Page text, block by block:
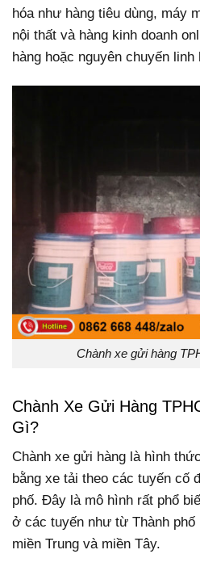
hóa như hàng tiêu dùng, máy
nội thất và hàng kinh doanh
hàng hoặc nguyên chuyến linh
Chành xe gửi hàng
Chành Xe Gửi Hàng
Gì?
Chành xe gửi hàng là hình
bằng xe tải theo các tuyến cố
phố. Đây là mô hình rất phổ
ở các tuyến như từ Thành
miền Trung và miền Tây.